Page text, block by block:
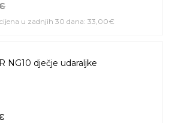
u zadnjih 30 dana: 33,00€
NG10 dječje udaraljke